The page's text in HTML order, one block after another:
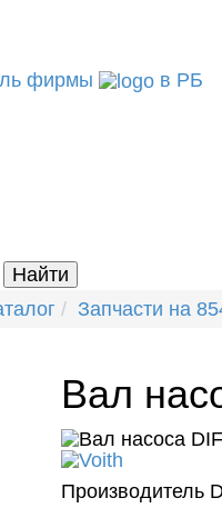
фирмы
в РБ
Запчасти на
Вал
Производитель